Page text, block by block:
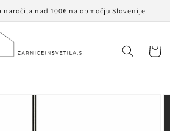
naročila nad 100€ na območju Slovenije